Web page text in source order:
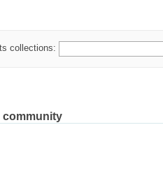
collections:
community